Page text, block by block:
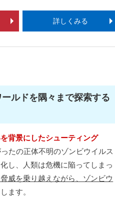
詳しくみる
ルドを隅々まで探索する
背景にしたシューティング
たの正体不明のゾンビウイルス
し、人類は危機に陥ってしまっ
威を乗り越えながら、ゾンビウ
ます。